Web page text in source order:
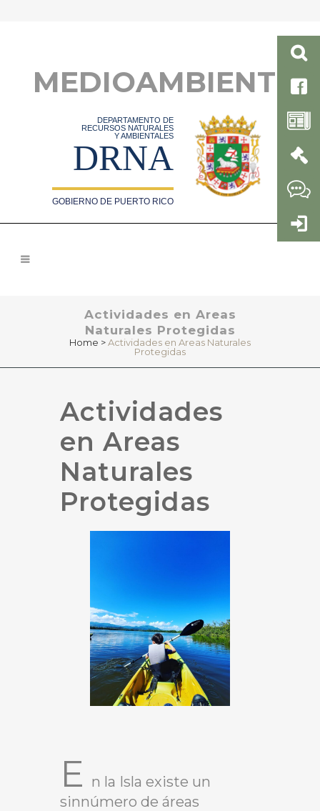
MEDIOAMBIENTE
DEPARTAMENTO DE
RECURSOS NATURALES
Y AMBIENTALES
DRNA
GOBIERNO DE PUERTO RICO
Actividades en Areas
Naturales Protegidas
Home >Actividades en Areas Naturales
Protegidas
Actividades
en Areas
Naturales
Protegidas
E n la Isla existe un
sinnúmero de áreas